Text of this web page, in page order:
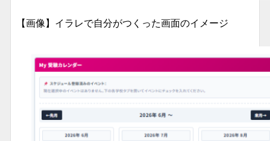
【画像】イラレで自分がつくった画面のイメージ